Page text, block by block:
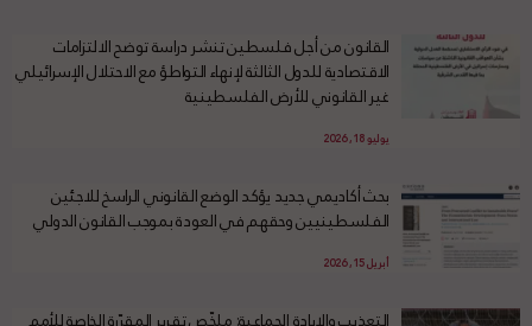
القانون من أجل فلسطين تنشر دراسة توضح الالتزامات
الاقتصادية للدول الثالثة لإنهاء التواطؤ مع الاحتلال الإسرائيلي
غير القانوني للأرض الفلسطينية
يوليو 18, 2026
بحث أكاديمي جديد يؤكد الوضع القانوني الراسخ للاجئين
الفلسطينيين وحقهم في العودة بموجب القانون الدولي
أبريل 15, 2026
التعذيب والإبادة الجماعية: ملخّص تقرير المقرّرة الخاصة للأمم